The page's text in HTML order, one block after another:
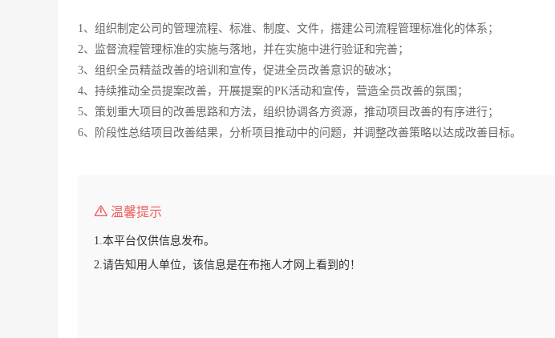
1、组织制定公司的管理流程、标准、制度、文件，搭建公司流程管理标准化的体系；
2、监督流程管理标准的实施与落地，并在实施中进行验证和完善；
3、组织全员精益改善的培训和宣传，促进全员改善意识的破冰；
4、持续推动全员提案改善，开展提案的PK活动和宣传，营造全员改善的氛围；
5、策划重大项目的改善思路和方法，组织协调各方资源，推动项目改善的有序进行；
6、阶段性总结项目改善结果，分析项目推动中的问题，并调整改善策略以达成改善目标。
温馨提示
1.本平台仅供信息发布。
2.请告知用人单位，该信息是在布拖人才网上看到的！